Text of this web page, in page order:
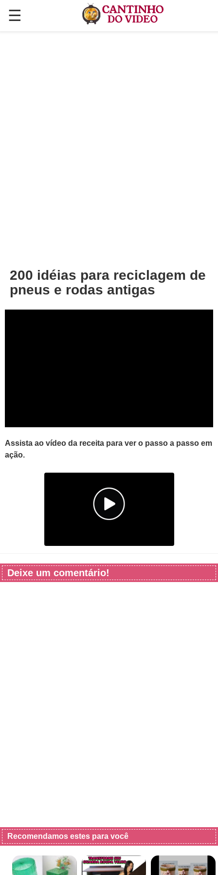
☰
✕
200 idéias para reciclagem de
pneus e rodas antigas
Assista ao vídeo da receita para ver o passo a passo em
ação.
Deixe um comentário!
Recomendamos estes para você